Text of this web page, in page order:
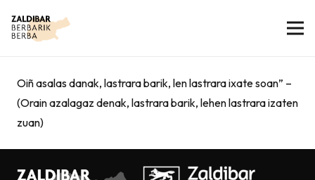
Oiñ asalas danak, lastrara barik, len lastrara ixate soan” –
(Orain azalagaz denak, lastrara barik, lehen lastrara izaten
zuan)